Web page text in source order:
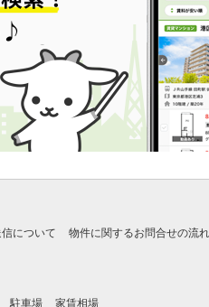
について 物件に関するお問合せの流れ
駐車場 家賃相場